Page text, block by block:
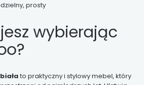
prosty
wybierając
to praktyczny i stylowy mebel, który